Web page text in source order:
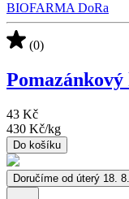
BIOFARMA DoRa
(0)
Pomazánkový
43 Kč
430 Kč/kg
Do košíku
Doručíme od úterý 18. 8.